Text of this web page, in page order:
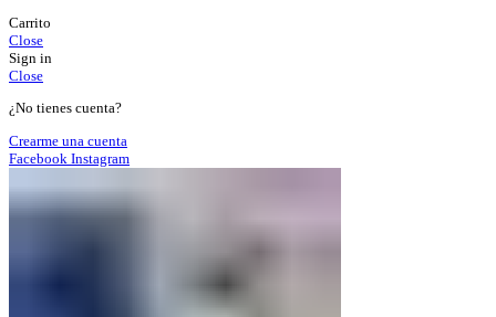
Carrito
Close
Sign in
Close
¿No tienes cuenta?
Crearme una cuenta
Facebook Instagram